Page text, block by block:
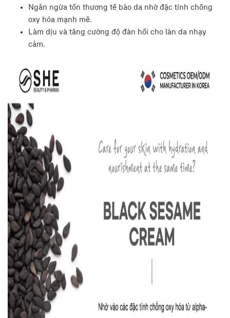
Ngăn ngừa tổn thương tế bào da nhờ đặc tính chống
oxy hóa mạnh mẽ.
Làm dịu và tăng cường độ đàn hồi cho làn da nhạy
cảm.